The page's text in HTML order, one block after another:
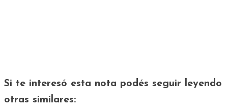
Si te interesó esta nota podés seguir leyendo
otras similares: